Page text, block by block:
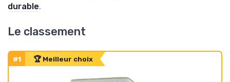
durable.
Le classement
#1 🏆 Meilleur choix